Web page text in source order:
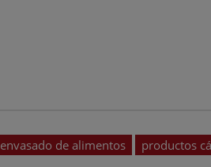
envasado de alimentos productos